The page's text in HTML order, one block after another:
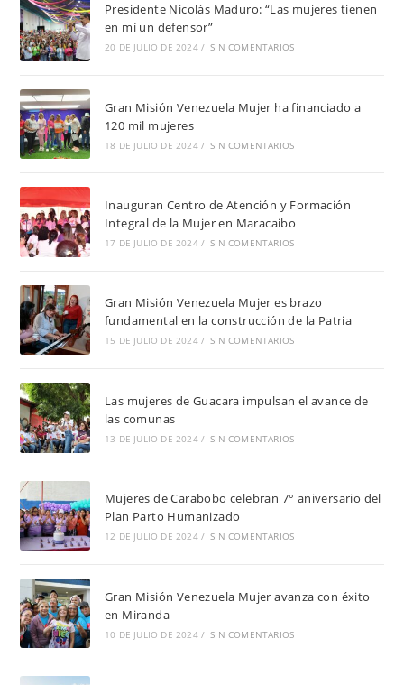
Presidente Nicolás Maduro: “Las mujeres tienen
en mí un defensor”
20 DE JULIO DE 2024 / SIN COMENTARIOS
Gran Misión Venezuela Mujer ha financiado a
120 mil mujeres
18 DE JULIO DE 2024 / SIN COMENTARIOS
Inauguran Centro de Atención y Formación
Integral de la Mujer en Maracaibo
17 DE JULIO DE 2024 / SIN COMENTARIOS
Gran Misión Venezuela Mujer es brazo
fundamental en la construcción de la Patria
15 DE JULIO DE 2024 / SIN COMENTARIOS
Las mujeres de Guacara impulsan el avance de
las comunas
13 DE JULIO DE 2024 / SIN COMENTARIOS
Mujeres de Carabobo celebran 7° aniversario del
Plan Parto Humanizado
12 DE JULIO DE 2024 / SIN COMENTARIOS
Gran Misión Venezuela Mujer avanza con éxito
en Miranda
10 DE JULIO DE 2024 / SIN COMENTARIOS